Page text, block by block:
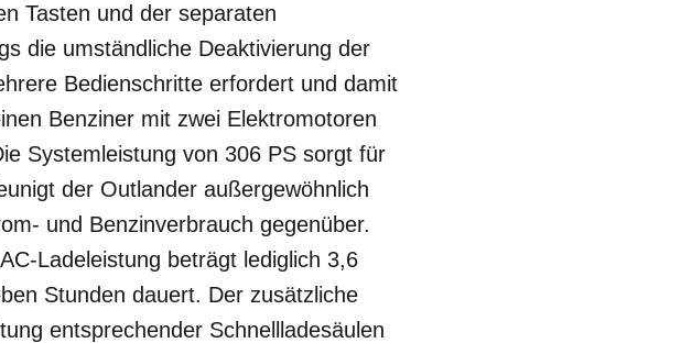
Tasten und der separaten
die umständliche Deaktivierung der
Bedienschritte erfordert und damit
Benziner mit zwei Elektromotoren
Systemleistung von 306 PS sorgt für
der Outlander außergewöhnlich
und Benzinverbrauch gegenüber.
Ladeleistung beträgt lediglich 3,6
Stunden dauert. Der zusätzliche
entsprechender Schnellladesäulen